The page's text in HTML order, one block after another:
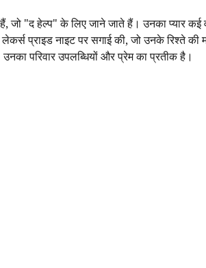
जो "द हेल्प" के लिए जाने जाते हैं। उनका प्यार कई
प्राइड नाइट पर सगाई की, जो उनके रिश्ते की
परिवार उपलब्धियों और प्रेम का प्रतीक है।